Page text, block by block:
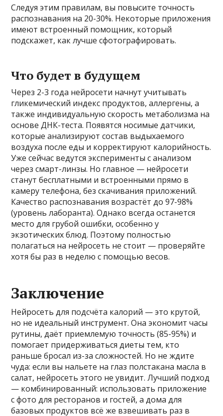
Следуя этим правилам, вы повысите точность
распознавания на 20-30%. Некоторые приложения
имеют встроенный помощник, который
подскажет, как лучше сфотографировать.
Что будет в будущем
Через 2-3 года нейросети начнут учитывать
гликемический индекс продуктов, аллергены, а
также индивидуальную скорость метаболизма на
основе ДНК-теста. Появятся носимые датчики,
которые анализируют состав выдыхаемого
воздуха после еды и корректируют калорийность.
Уже сейчас ведутся эксперименты с анализом
через смарт-линзы. Но главное — нейросети
станут бесплатными и встроенными прямо в
камеру телефона, без скачивания приложений.
Качество распознавания возрастёт до 97-98%
(уровень лаборанта). Однако всегда останется
место для грубой ошибки, особенно у
экзотических блюд. Поэтому полностью
полагаться на нейросеть не стоит — проверяйте
хотя бы раз в неделю с помощью весов.
Заключение
Нейросеть для подсчёта калорий — это крутой,
но не идеальный инструмент. Она экономит часы
рутины, даёт приемлемую точность (85-95%) и
помогает придерживаться диеты тем, кто
раньше бросал из-за сложностей. Но не ждите
чуда: если вы нальете на глаз полстакана масла в
салат, нейросеть этого не увидит. Лучший подход
— комбинированный: использовать приложение
с фото для ресторанов и гостей, а дома для
базовых продуктов всё же взвешивать раз в